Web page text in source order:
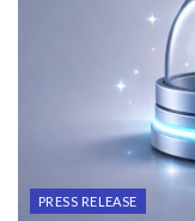
PRESS RELEASE